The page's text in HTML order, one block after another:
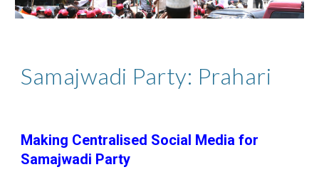
Samajwadi Party: Prahari
Making Centralised Social Media for
Samajwadi Party